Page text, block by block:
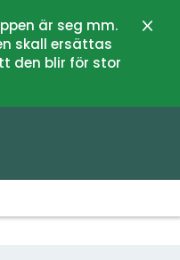
är seg mm.
skall ersättas
den blir för stor